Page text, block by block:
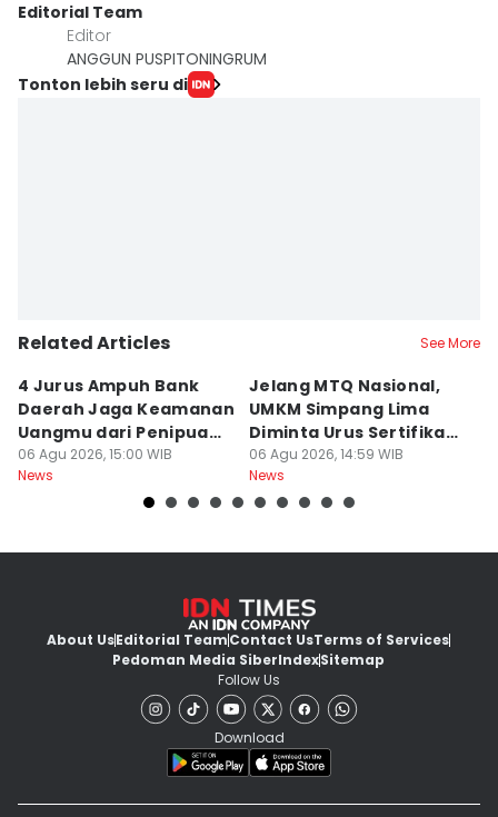
Editorial Team
Editor
ANGGUN PUSPITONINGRUM
Tonton lebih seru di
Related Articles See More
4 Jurus Ampuh Bank
Daerah Jaga Keamanan
Uangmu dari Penipuan
Digital
06 Agu 2026, 15:00 WIB
News
Jelang MTQ Nasional,
UMKM Simpang Lima
Diminta Urus Sertifikat
Halal
06 Agu 2026, 14:59 WIB
News
About UsEditorial TeamContact UsTerms of Services
Pedoman Media SiberIndexSitemap
Follow Us
Download